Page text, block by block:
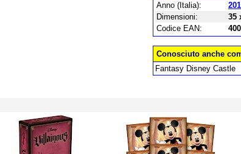
Anno (Italia):
Dimensioni:
35
Codice EAN:
Conosciuto anche
Fantasy Disney Castle